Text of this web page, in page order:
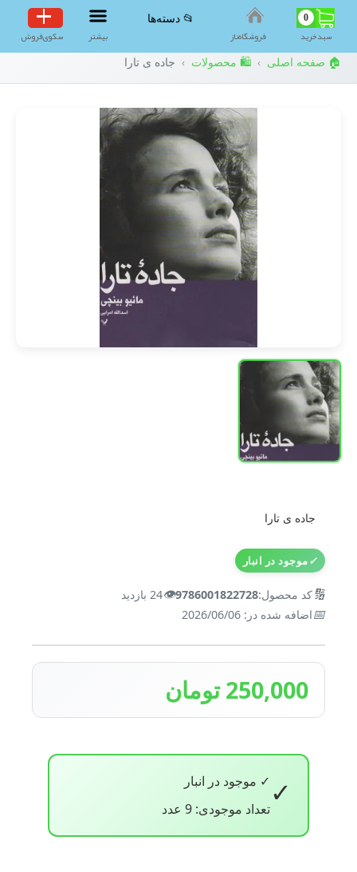
0
سبد‌خرید فروشگاه‌ناز
📂 دسته‌ها
بیشتر سکوی‌فروش
🏠 صفحه اصلی › 🛍️ محصولات › جاده ی تارا
جاده ی تارا
✓موجود در انبار
🔢کد محصول:9786001822728
👁️24 بازدید
📅اضافه شده در: 2026/06/06
250,000 تومان
✓ ✓ موجود در انبار
تعداد موجودی: 9 عدد